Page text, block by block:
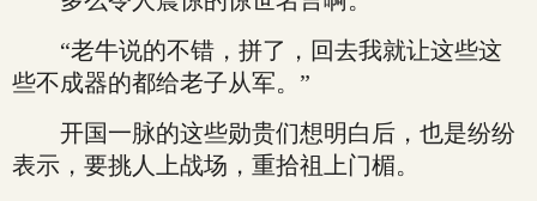
“老牛说的不错，拼了，回去我就让这些这
些不成器的都给老子从军。”
开国一脉的这些勋贵们想明白后，也是纷纷
表示，要挑人上战场，重拾祖上门楣。